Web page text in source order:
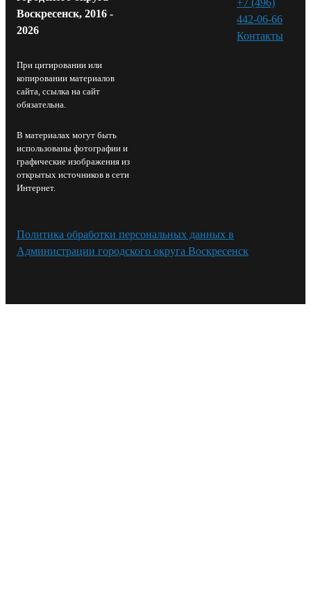
Воскресенск, 2016 -
2026
При цитировании или
копировании материалов
сайта, ссылка на сайт
обязательна.
В материалах могут быть
использованы фотографии и
графические изображения из
открытых источников в сети
Интернет.
442-06-66
Контакты⁠
Политика обработки персональных данных в
Администрации городского округа Воскресенск